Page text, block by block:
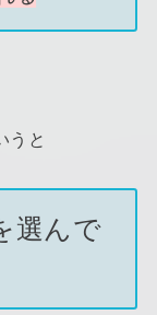
うと
選んで